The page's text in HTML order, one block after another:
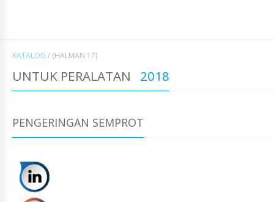
KATALOG / (HALMAN 17)
UNTUK PERALATAN 2018
PENGERINGAN SEMPROT